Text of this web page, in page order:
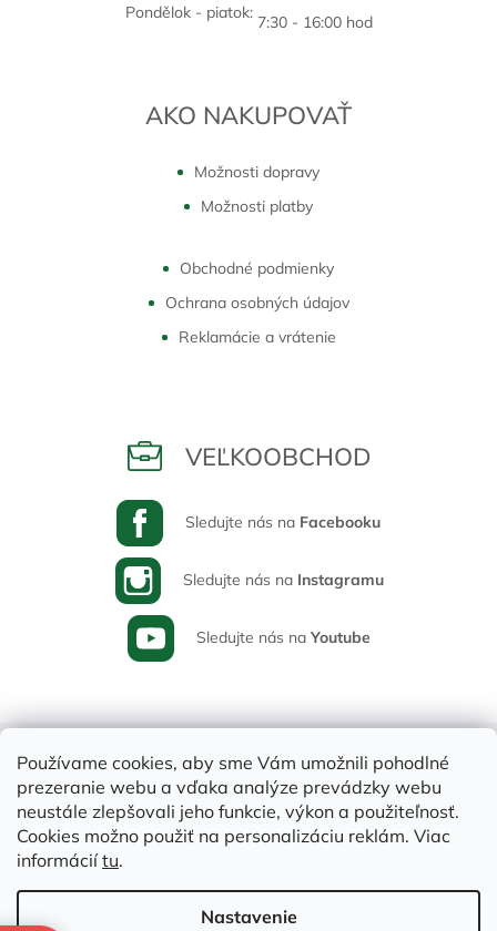
Používame cookies, aby sme Vám umožnili pohodlné
prezeranie webu a vďaka analýze prevádzky webu
neustále zlepšovali jeho funkcie, výkon a použiteľnosť.
Cookies možno použiť na personalizáciu reklám. Viac
informáciítu.
Nastavenie
Pondělok - piatok: 7:30 - 16:00 hod
AKO NAKUPOVAŤ
Možnosti dopravy
Možnosti platby
Obchodné podmienky
Ochrana osobných údajov
Reklamácie a vrátenie
VEĽKOOBCHOD
Sledujte nás na Facebooku
Sledujte nás na Instagramu
Sledujte nás na Youtube